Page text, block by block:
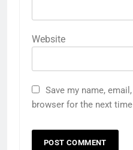
Website
Save my name,
browser for the next